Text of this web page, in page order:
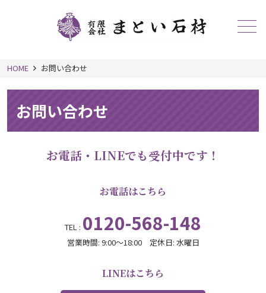
メニュー
HOME お問い合わせ
お問い合わせ
お電話・LINEでも受付中です！
お電話はこちら
TEL : 0120-568-148
営業時間: 9:00～18:00 定休日: 水曜日
LINEはこちら